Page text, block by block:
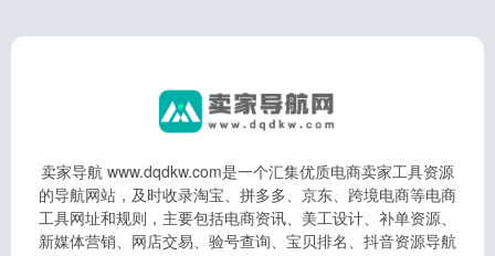
卖家导航 www.dqdkw.com是一个汇集优质电商卖家工具资源
的导航网站，及时收录淘宝、拼多多、京东、跨境电商等电商
工具网址和规则，主要包括电商资讯、美工设计、补单资源、
新媒体营销、网店交易、验号查询、宝贝排名、抖音资源导航